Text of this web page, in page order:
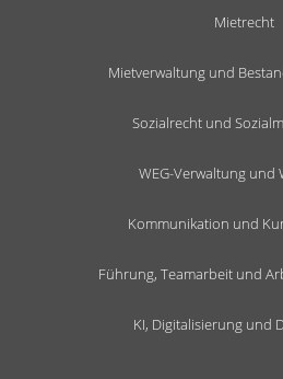
Mietrecht
Mietverwaltung und
Sozialrecht und
WEG-Verwaltung und
Kommunikation und
Führung, Teamarbeit und
KI, Digitalisierung und